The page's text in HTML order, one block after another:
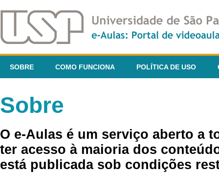
SOBRE COMO FUNCIONA POLÍTICA DE USO
Sobre
O e-Aulas é um serviço aberto a
ter acesso à maioria dos
está publicada sob condições